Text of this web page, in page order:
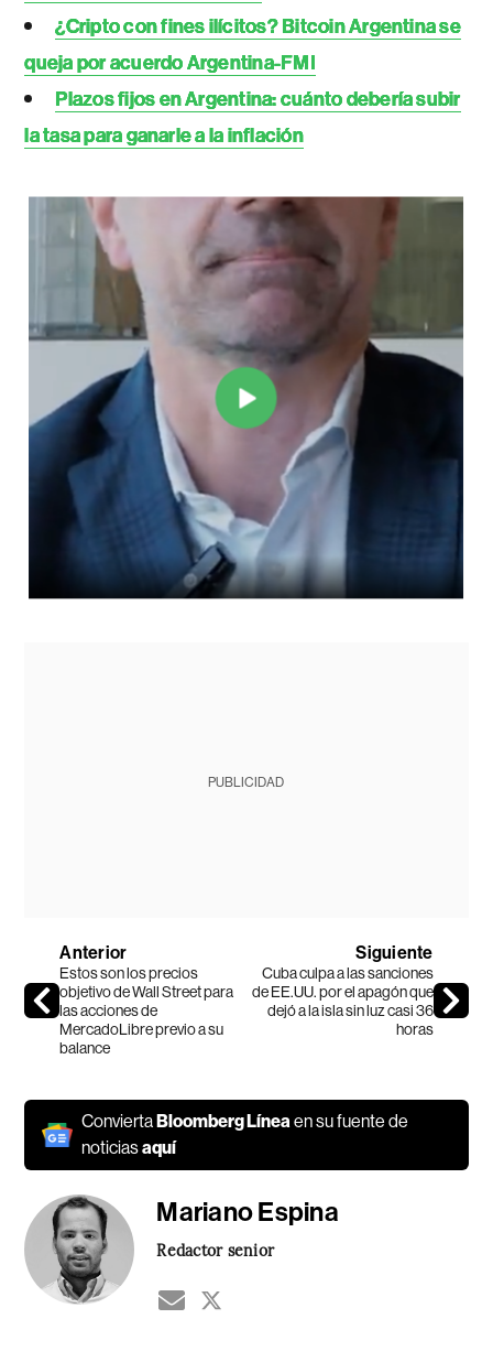
¿Cripto con fines ilícitos? Bitcoin Argentina se
queja por acuerdo Argentina-FMI
Plazos fijos en Argentina: cuánto debería subir
la tasa para ganarle a la inflación
PUBLICIDAD
Anterior
Estos son los precios
objetivo de Wall Street para
las acciones de
MercadoLibre previo a su
balance
Siguiente
Cuba culpa a las sanciones
de EE.UU. por el apagón que
dejó a la isla sin luz casi 36
horas
ConviertaBloomberg Líneaen su fuente de
noticiasaquí
Mariano Espina
Redactor senior